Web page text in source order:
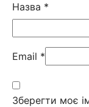
Назва *
Email *
Зберегти моє